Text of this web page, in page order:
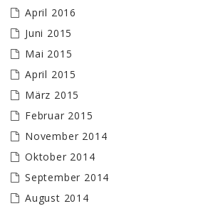
April 2016
Juni 2015
Mai 2015
April 2015
März 2015
Februar 2015
November 2014
Oktober 2014
September 2014
August 2014